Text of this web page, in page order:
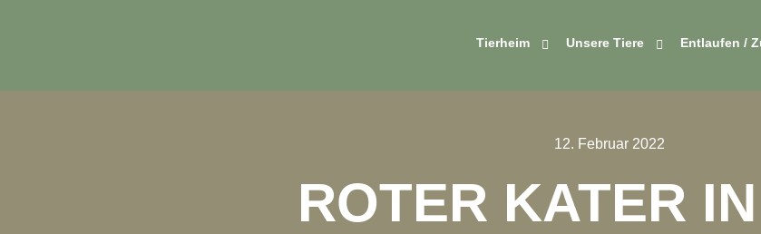
Tierheim Unsere Tiere Entlaufen /
12. Februar 2022
ROTER KATER